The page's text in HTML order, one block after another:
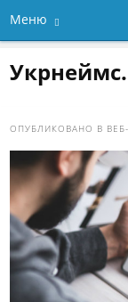
Меню
ОПУБЛИКОВАНО В